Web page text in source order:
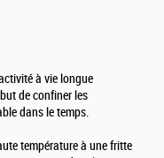
à vie longue
de confiner les
dans le temps.
température à une fritte